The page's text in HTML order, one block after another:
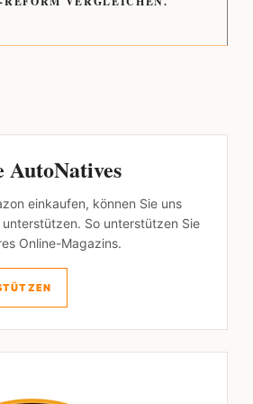
AutoNatives
einkaufen, können Sie uns
So unterstützen Sie
Online-Magazins.